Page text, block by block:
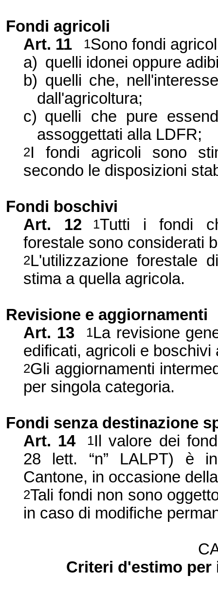
Fondi agricoli
Art. 11
1Sono fondi
a) quelli idonei oppure
b) quelli che,
dall'agricoltura;
c) quelli che pure
assoggettati alla LDFR;
2I fondi agricoli sono
secondo le disposizioni
Fondi boschivi
Art. 12
1Tutti i fondi
forestale sono considerati
2L'utilizzazione forestale
stima a quella agricola.
Revisione e aggiornamenti
Art. 13
1La revisione
edificati, agricoli e
2Gli aggiornamenti
per singola categoria.
Fondi senza destinazione
Art. 14
1Il valore dei
28 lett. “n” LALPT) è
Cantone, in occasione
2Tali fondi non sono
in caso di modifiche
Criteri d'estimo